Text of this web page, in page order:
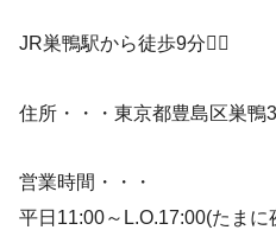
JR巣鴨駅から徒歩9分🚶‍♀️
住所・・・東京都豊島区巣鴨
営業時間・・・
平日11:00～L.O.17:00(たまに